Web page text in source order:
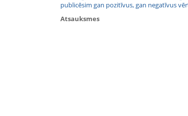
publicēsim gan pozitīvus, gan negatīvus
Atsauksmes